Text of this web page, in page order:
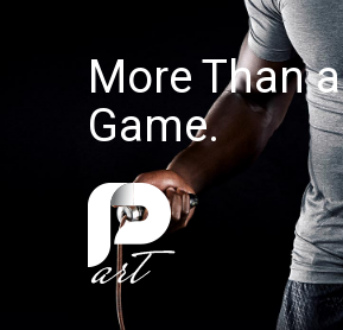
More Than a
Game.